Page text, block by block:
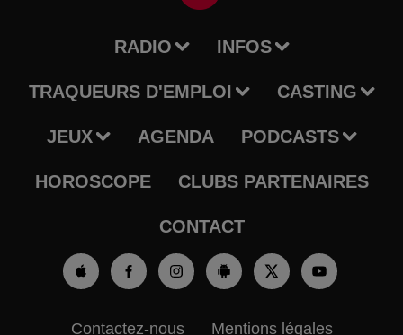
RADIO INFOS
TRAQUEURS D'EMPLOI CASTING
JEUX AGENDA PODCASTS
HOROSCOPE CLUBS PARTENAIRES
CONTACT
Contactez-nous Mentions légales